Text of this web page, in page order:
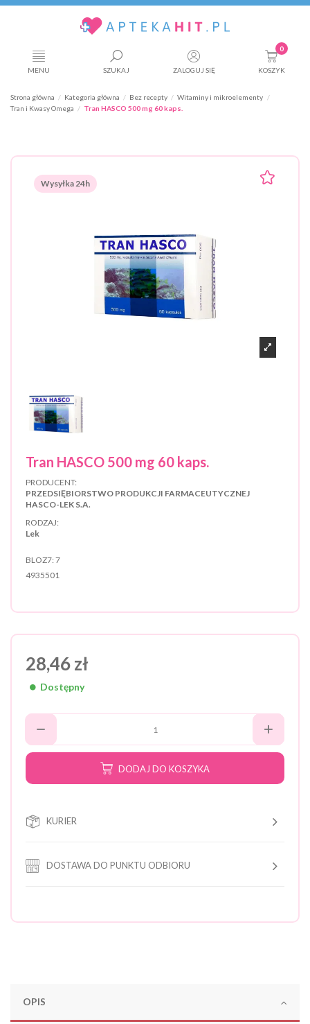
MENU SZUKAJ ZALOGUJ SIĘ
0
KOSZYK
Strona główna Kategoria główna Bez recepty
Witaminy i mikroelementy
Tran i Kwasy Omega
Tran HASCO 500 mg 60 kaps.
Wysyłka 24h
Tran HASCO 500 mg 60 kaps.
PRODUCENT:
PRZEDSIĘBIORSTWO PRODUKCJI FARMACEUTYCZNEJ
HASCO-LEK S.A.
RODZAJ:
Lek
BLOZ7: 7
4935501
28,46 zł
Dostępny
DODAJ DO KOSZYKA
KURIER
DOSTAWA DO PUNKTU ODBIORU
OPIS